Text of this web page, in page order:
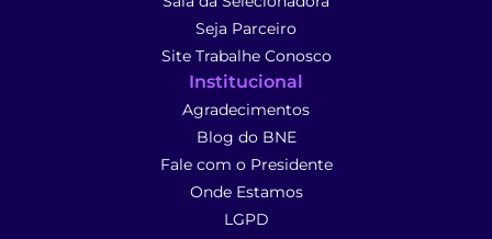
Seja Parceiro
Site Trabalhe Conosco
Institucional
Agradecimentos
Blog do BNE
Fale com o Presidente
Onde Estamos
LGPD